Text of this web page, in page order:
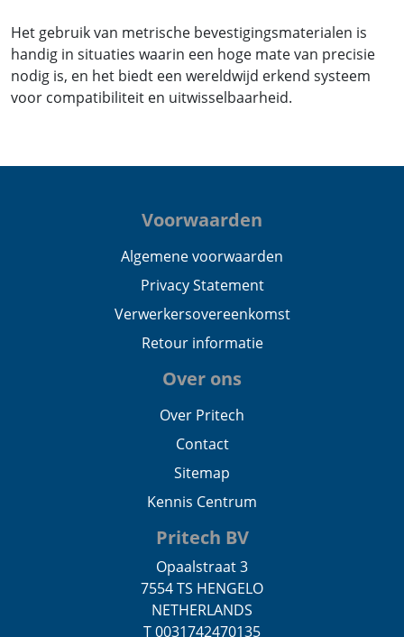
Het gebruik van metrische bevestigingsmaterialen is
handig in situaties waarin een hoge mate van precisie
nodig is, en het biedt een wereldwijd erkend systeem
voor compatibiliteit en uitwisselbaarheid.
Voorwaarden
Algemene voorwaarden
Privacy Statement
Verwerkersovereenkomst
Retour informatie
Over ons
Over Pritech
Contact
Sitemap
Kennis Centrum
Pritech BV
Opaalstraat 3
7554 TS HENGELO
NETHERLANDS
T 0031742470135